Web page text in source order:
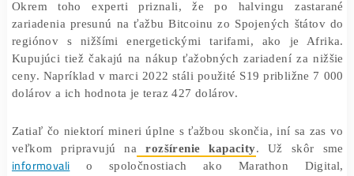
Niektorí končia, iní sa rozrastajú
zariadenia presunú na ťažbu Bitcoinu zo Spojených
regiónov s nižšími energetickými tarifami, ako je
Kupujúci tiež čakajú na nákup ťažobných zariadení za